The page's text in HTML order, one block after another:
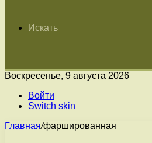
Искать
Воскресенье, 9 августа 2026
Войти
Switch skin
Главная/фаршированная